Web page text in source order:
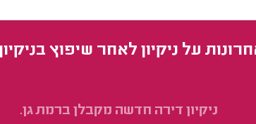
על ניקיון לאחר שיפוץ
ניקיון דירה חדשה מקבלן ברמת גן.